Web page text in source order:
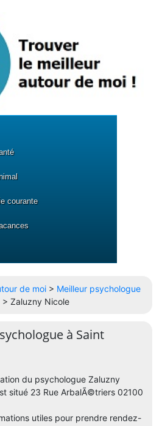
courante
de moi > Meilleur psychologue
> Zaluzny Nicole
à Saint
du psychologue Zaluzny
situé 23 Rue ArbalÃ©triers 02100
utiles pour prendre rendez-